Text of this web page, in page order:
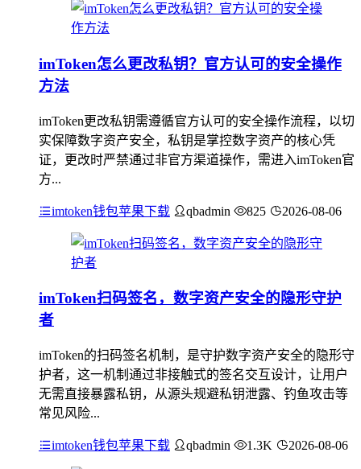
imToken怎么更改私钥？官方认可的安全操作
方法
imToken更改私钥需遵循官方认可的安全操作流程，以切
实保障数字资产安全，私钥是掌控数字资产的核心凭
证，更改时严禁通过非官方渠道操作，需进入imToken官
方...
imtoken钱包苹果下载 qbadmin 825 2026-08-06
imToken扫码签名，数字资产安全的隐形守护
者
imToken的扫码签名机制，是守护数字资产安全的隐形守
护者，这一机制通过非接触式的签名交互设计，让用户
无需直接暴露私钥，从源头规避私钥泄露、钓鱼攻击等
常见风险...
imtoken钱包苹果下载 qbadmin 1.3K 2026-08-06